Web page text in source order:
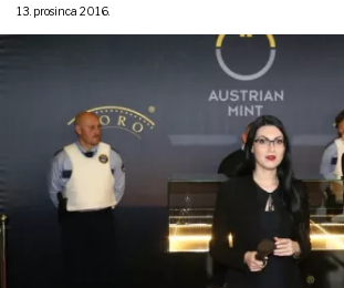
13. prosinca 2016.